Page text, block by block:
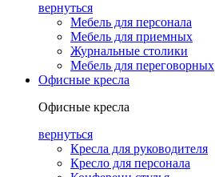
вернуться
Мебель для персонала
Мебель для приемных
Журнальные столики
Мебель для переговорных
Офисные кресла
Офисные кресла
вернуться
Кресла для руководителя
Кресло для персонала